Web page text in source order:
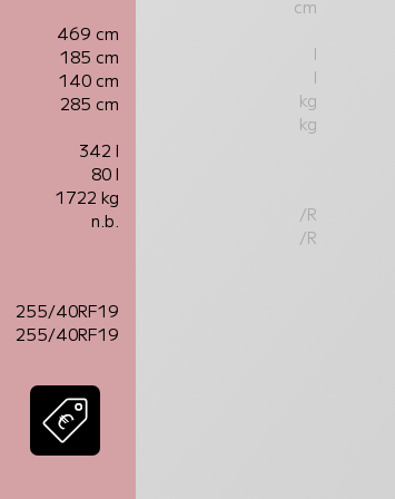
469 cm
185 cm
140 cm
285 cm
342 l
80 l
1722 kg
n.b.
255/40RF19
255/40RF19
cm
l
l
kg
kg
/R
/R